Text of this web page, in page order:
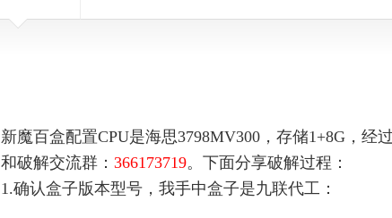
新魔百盒配置CPU是海思3798MV300，存储1+8G，经
和破解交流群： 366173719。下面分享破解过程：
1.确认盒子版本型号，我手中盒子是九联代工：